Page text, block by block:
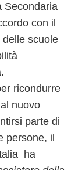
Secondaria
con il
delle scuole
ricondurre
nuovo
parte di
persone, il
ha